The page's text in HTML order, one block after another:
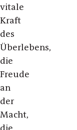
vitale
Kraft
des
Überlebens,
die
Freude
an
der
Macht,